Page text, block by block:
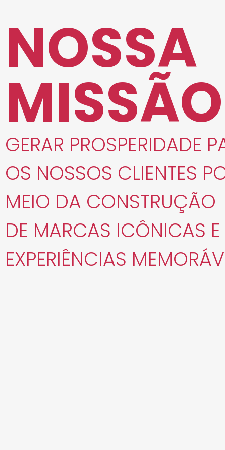
NOSSA
MISSÃO
GERAR PROSPERIDADE
OS NOSSOS CLIENTES
MEIO DA CONSTRUÇÃO
DE MARCAS ICÔNICAS E
EXPERIÊNCIAS